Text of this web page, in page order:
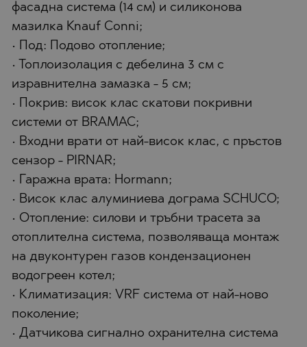
фасадна система (14 см) и силиконова
мазилка Knauf Conni;
• Под: Подово отопление;
• Топлоизолация с дебелина 3 см с
изравнителна замазка - 5 см;
• Покрив: висок клас скатови покривни
системи от BRAMAC;
• Входни врати от най-висок клас, с пръстов
сензор - PIRNAR;
• Гаражна врата: Hormann;
• Висок клас алуминиева дограма SCHUCO;
• Отопление: силови и тръбни трасета за
отоплителна система, позволяваща монтаж
на двуконтурен газов кондензационен
водогреен котел;
• Климатизация: VRF система от най-ново
поколение;
• Датчикова сигнално охранителна система